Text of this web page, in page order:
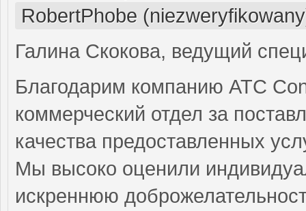
RobertPhobe
Галина Скокова, ведущий
Благодарим компанию АТС
коммерческий отдел за
качества предоставленных
Мы высоко оценили
искреннюю